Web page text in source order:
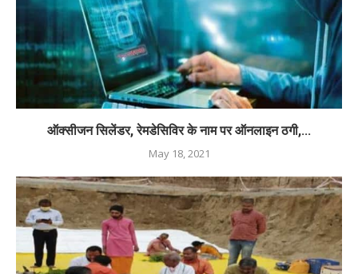
ऑक्सीजन सिलेंडर, रेमडेसिविर के नाम पर ऑनलाइन ठगी,...
May 18, 2021